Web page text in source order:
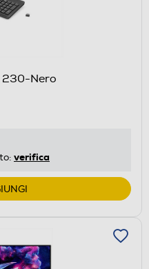
230-Nero
verifica